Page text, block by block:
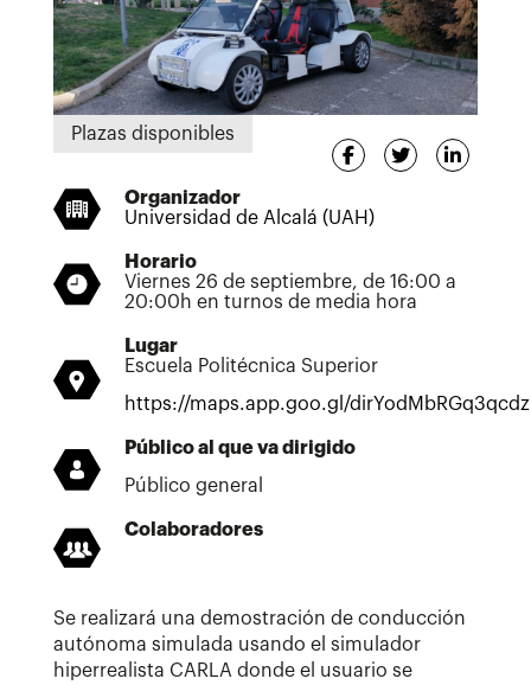
Plazas disponibles
Organizador
Universidad de Alcalá (UAH)
Horario
Viernes 26 de septiembre, de 16:00 a
20:00h en turnos de media hora
Lugar
Escuela Politécnica Superior
https://maps.app.goo.gl/
Público al que va dirigido
Público general
Colaboradores
Se realizará una demostración de conducción
autónoma simulada usando el simulador
hiperrealista CARLA donde el usuario se